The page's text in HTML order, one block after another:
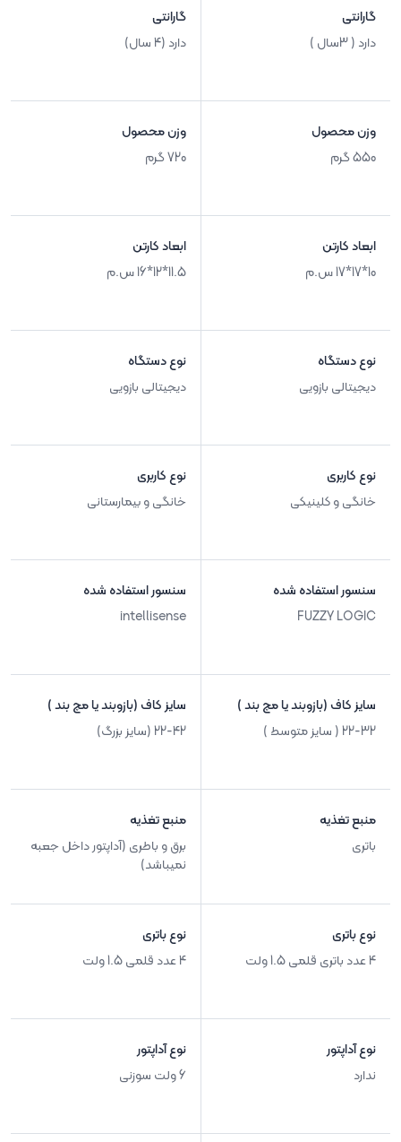
گارانتی
دارد ( 3سال )
وزن محصول
550 گرم
ابعاد کارتن
10*17*17 س.م
نوع دستگاه
دیجیتالی بازویی
نوع کاربری
خانگی و کلینیکی
سنسور استفاده شده
FUZZY LOGIC
سایز کاف (بازوبند یا مچ بند )
22-32 ( سایز متوسط )
منبع تغذیه
باتری
نوع باتری
4 عدد باتری قلمی 1.5 ولت
نوع آداپتور
ندارد
گارانتی
دارد (4 سال)
وزن محصول
720 گرم
ابعاد کارتن
11.5*12*16 س.م
نوع دستگاه
دیجیتالی بازویی
نوع کاربری
خانگی و بیمارستانی
سنسور استفاده شده
intellisense
سایز کاف (بازوبند یا مچ بند )
22-42 (سایز بزرگ)
منبع تغذیه
برق و باطری (آداپتور داخل جعبه
نمیباشد)
نوع باتری
4 عدد قلمی 1.5 ولت
نوع آداپتور
6 ولت سوزنی